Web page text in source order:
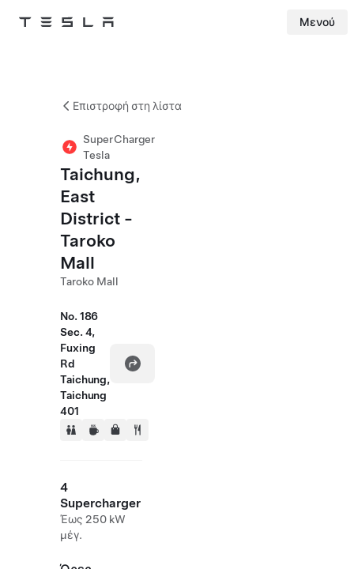
Tesla Μενού
Επιστροφή στη λίστα
SuperCharger
Tesla
Taichung,
East
District -
Taroko
Mall
Taroko Mall
No. 186
Sec. 4,
Fuxing
Rd
Taichung,
Taichung
401
4
Supercharger
Έως 250 kW
μέγ.